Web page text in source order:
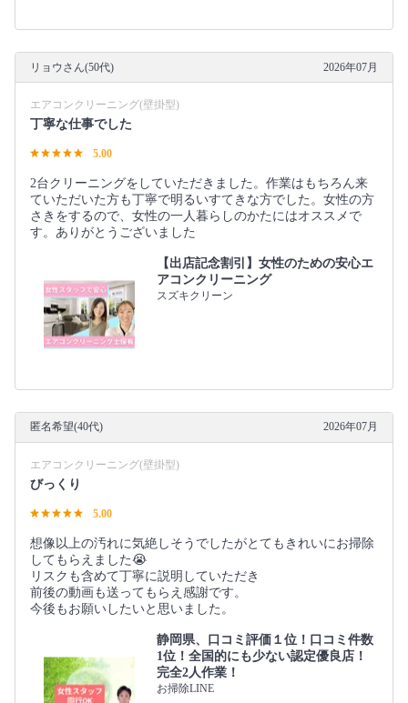
リョウさん(50代) 2026年07月
エアコンクリーニング(壁掛型)
丁寧な仕事でした
5.00
2台クリーニングをしていただきました。作業はもちろん来
ていただいた方も丁寧で明るいすてきな方でした。女性の方
さきをするので、女性の一人暮らしのかたにはオススメで
す。ありがとうございました
【出店記念割引】女性のための安心エ
アコンクリーニング
スズキクリーン
匿名希望(40代) 2026年07月
エアコンクリーニング(壁掛型)
びっくり
5.00
想像以上の汚れに気絶しそうでしたがとてもきれいにお掃除
してもらえました😭
リスクも含めて丁寧に説明していただき
前後の動画も送ってもらえ感謝です。
今後もお願いしたいと思いました。
静岡県、口コミ評価１位！口コミ件数
1位！全国的にも少ない認定優良店！
完全2人作業！
お掃除LINE